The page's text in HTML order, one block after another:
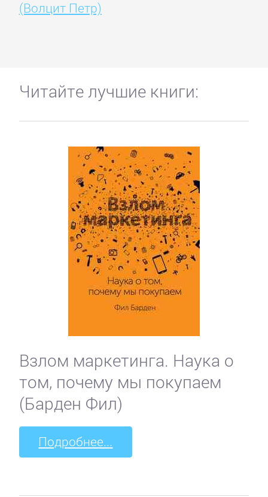
(Волцит Петр)
Читайте лучшие книги:
Взлом маркетинга. Наука о
том, почему мы покупаем
(Барден Фил)
Подробнее...